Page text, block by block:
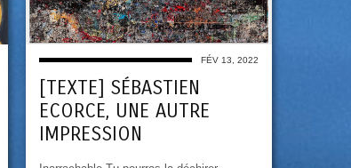
FÉV 13, 2022
[TEXTE] SÉBASTIEN
ECORCE, UNE AUTRE
IMPRESSION